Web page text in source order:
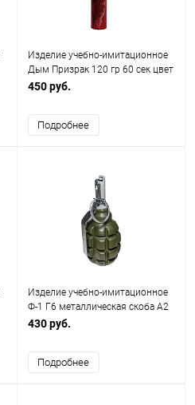
Изделие учебно-имитационное
Дым Призрак 120 гр 60 сек цвет
красный A2 tech
450 руб.
Подробнее
Изделие учебно-имитационное
Ф-1 Г6 металлическая скоба A2
tech (горох)
430 руб.
Подробнее